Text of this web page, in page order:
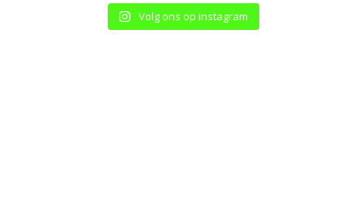
Volg ons op instagram